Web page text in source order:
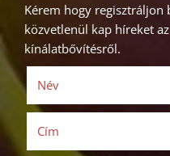
Kérem hogy regisztráljon
közvetlenül kap híreket
kínálatbővítésről.
Név
Cím